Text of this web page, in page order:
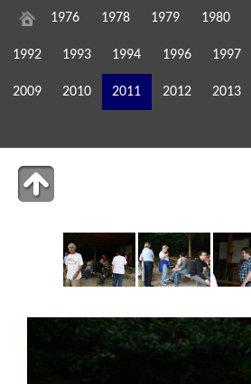
1976 1978 1979 1980
1992 1993 1994 1996 1997
2009 2010 2011 2012 2013